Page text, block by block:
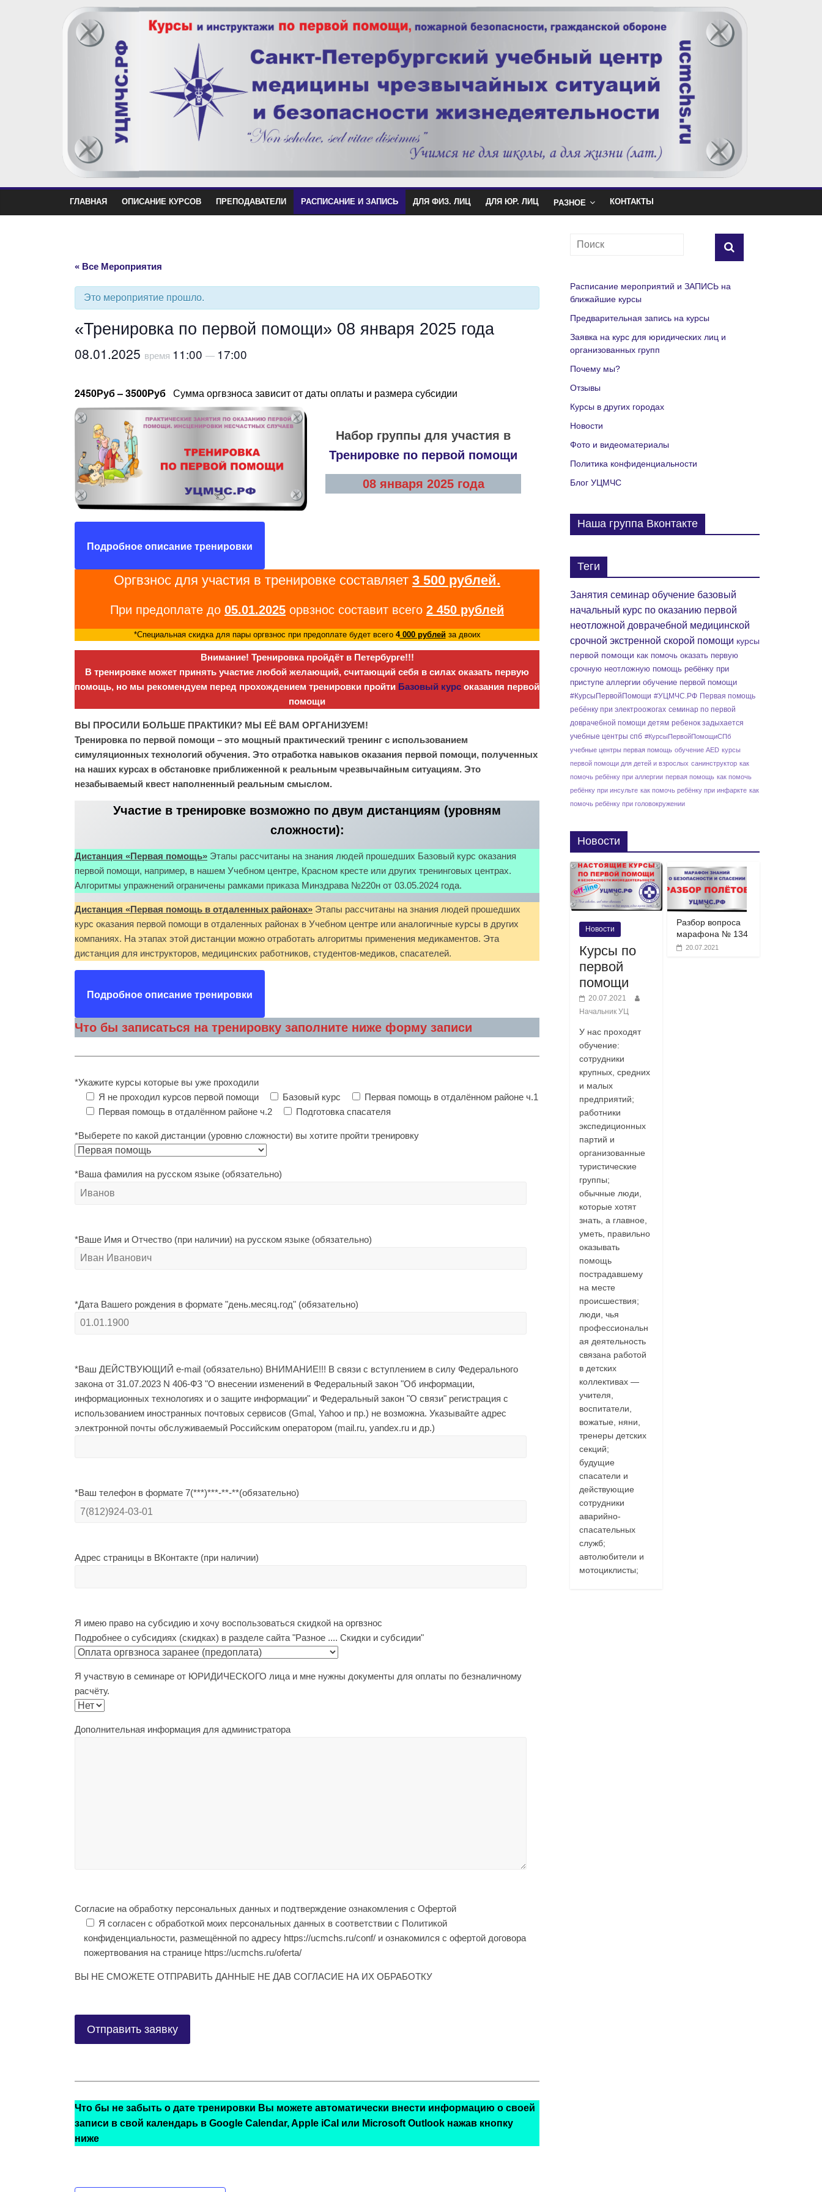
ГЛАВНАЯ ОПИСАНИЕ КУРСОВ ПРЕПОДАВАТЕЛИ РАСПИСАНИЕ И ЗАПИСЬ ДЛЯ ФИЗ. ЛИЦ ДЛЯ ЮР. ЛИЦ РАЗНОЕ КОНТАКТЫ
« Все Мероприятия
Это мероприятие прошло.
«Тренировка по первой помощи» 08 января 2025 года
08.01.2025 время 11:00 — 17:00
2450Руб – 3500Руб Сумма оргвзноса зависит от даты оплаты и размера субсидии
Набор группы для участия в
Тренировке по первой помощи
08 января 2025 года
Подробное описание тренировки
Оргвзнос для участия в тренировке составляет 3 500 рублей.
При предоплате до 05.01.2025 орвзнос составит всего 2 450 рублей
*Специальная скидка для пары оргвзнос при предоплате будет всего 4000 рублейза двоих
Внимание! Тренировка пройдёт в Петербурге!!!
В тренировке может принять участие любой желающий, считающий себя в силах оказать первую
помощь, но мы рекомендуем перед прохождением тренировки пройти Базовый курс оказания первой
помощи
ВЫ ПРОСИЛИ БОЛЬШЕ ПРАКТИКИ? МЫ ЕЁ ВАМ ОРГАНИЗУЕМ!
Тренировка по первой помощи – это мощный практический тренинг с использованием
симуляционных технологий обучения. Это отработка навыков оказания первой помощи, полученных
на наших курсах в обстановке приближенной к реальным чрезвычайным ситуациям. Это
незабываемый квест наполненный реальным смыслом.
Участие в тренировке возможно по двум дистанциям (уровням
сложности):
Дистанция «Первая помощь» Этапы рассчитаны на знания людей прошедших Базовый курс оказания
первой помощи, например, в нашем Учебном центре, Красном кресте или других тренинговых центрах.
Алгоритмы упражнений ограничены рамками приказа Минздрава №220н от 03.05.2024 года.
Дистанция «Первая помощь в отдаленных районах» Этапы рассчитаны на знания людей прошедших
курс оказания первой помощи в отдаленных районах в Учебном центре или аналогичные курсы в других
компаниях. На этапах этой дистанции можно отработать алгоритмы применения медикаментов. Эта
дистанция для инструкторов, медицинских работников, студентов-медиков, спасателей.
Подробное описание тренировки
Что бы записаться на тренировку заполните ниже форму записи
*Укажите курсы которые вы уже проходили
Я не проходил курсов первой помощи
Базовый курс
Первая помощь в отдалённом районе ч.1
Первая помощь в отдалённом районе ч.2
Подготовка спасателя
*Выберете по какой дистанции (уровню сложности) вы хотите пройти тренировку
*Ваша фамилия на русском языке (обязательно)
*Ваше Имя и Отчество (при наличии) на русском языке (обязательно)
*Дата Вашего рождения в формате "день.месяц.год" (обязательно)
*Ваш ДЕЙСТВУЮЩИЙ e-mail (обязательно) ВНИМАНИЕ!!! В связи с вступлением в силу Федерального
закона от 31.07.2023 N 406-ФЗ "О внесении изменений в Федеральный закон "Об информации,
информационных технологиях и о защите информации" и Федеральный закон "О связи" регистрация с
использованием иностранных почтовых сервисов (Gmal, Yahoo и пр.) не возможна. Указывайте адрес
электронной почты обслуживаемый Российским оператором (mail.ru, yandex.ru и др.)
*Ваш телефон в формате 7(***)***-**-**(обязательно)
Адрес страницы в ВКонтакте (при наличии)
Я имею право на субсидию и хочу воспользоваться скидкой на оргвзнос
Подробнее о субсидиях (скидках) в разделе сайта "Разное .... Скидки и субсидии"
Я участвую в семинаре от ЮРИДИЧЕСКОГО лица и мне нужны документы для оплаты по безналичному
расчёту.
Дополнительная информация для администратора
Согласие на обработку персональных данных и подтверждение ознакомления с Офертой
Я согласен с обработкой моих персональных данных в соответствии с Политикой
конфиденциальности, размещённой по адресу https://ucmchs.ru/conf/ и ознакомился с офертой договора
пожертвования на странице https://ucmchs.ru/oferta/
ВЫ НЕ СМОЖЕТЕ ОТПРАВИТЬ ДАННЫЕ НЕ ДАВ СОГЛАСИЕ НА ИХ ОБРАБОТКУ
Что бы не забыть о дате тренировки Вы можете автоматически внести информацию о своей
записи в свой календарь в Google Calendar, Apple iCal или Microsoft Outlook нажав кнопку
ниже
Расписание мероприятий и ЗАПИСЬ на
ближайшие курсы
Предварительная запись на курсы
Заявка на курс для юридических лиц и
организованных групп
Почему мы?
Отзывы
Курсы в других городах
Новости
Фото и видеоматериалы
Политика конфиденциальности
Блог УЦМЧС
Наша группа Вконтакте
Теги
Занятия семинар обучение базовый
начальный курс по оказанию первой
неотложной доврачебной медицинской
срочной экстренной скорой помощи курсы
первой помощи как помочь оказать первую
срочную неотложную помощь ребёнку при
приступе аллергии обучение первой помощи
#КурсыПервойПомощи #УЦМЧС.РФ Первая помощь
ребёнку при электроожогах семинар по первой
доврачебной помощи детям ребенок задыхается
учебные центры спб #КурсыПервойПомощиСПб
учебные центры первая помощь обучение AED курсы
первой помощи для детей и взрослых санинструктор как
помочь ребёнку при аллергии первая помощь как помочь
ребёнку при инсульте как помочь ребёнку при инфаркте как
помочь ребёнку при головокружении
Новости
Новости
Курсы по
первой
помощи
20.07.2021
Начальник УЦ
У нас проходят
обучение:
сотрудники
крупных, средних
и малых
предприятий;
работники
экспедиционных
партий и
организованные
туристические
группы;
обычные люди,
которые хотят
знать, а главное,
уметь, правильно
оказывать
помощь
пострадавшему
на месте
происшествия;
люди, чья
профессиональн
ая деятельность
связана работой
в детских
коллективах —
учителя,
воспитатели,
вожатые, няни,
тренеры детских
секций;
будущие
спасатели и
действующие
сотрудники
аварийно-
спасательных
служб;
автолюбители и
мотоциклисты;
Разбор вопроса
марафона № 134
20.07.2021